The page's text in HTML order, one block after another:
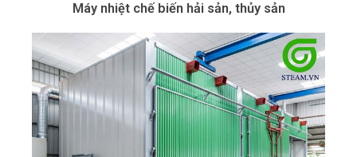
Máy nhiệt chế biến hải sản, thủy sản